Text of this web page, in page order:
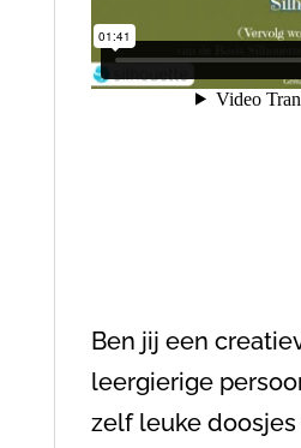
Ben jij een
leergierige
zelf leuke doosjes